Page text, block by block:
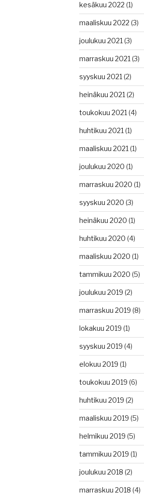
kesäkuu 2022 (1)
maaliskuu 2022 (3)
joulukuu 2021 (3)
marraskuu 2021 (3)
syyskuu 2021 (2)
heinäkuu 2021 (2)
toukokuu 2021 (4)
huhtikuu 2021 (1)
maaliskuu 2021 (1)
joulukuu 2020 (1)
marraskuu 2020 (1)
syyskuu 2020 (3)
heinäkuu 2020 (1)
huhtikuu 2020 (4)
maaliskuu 2020 (1)
tammikuu 2020 (5)
joulukuu 2019 (2)
marraskuu 2019 (8)
lokakuu 2019 (1)
syyskuu 2019 (4)
elokuu 2019 (1)
toukokuu 2019 (6)
huhtikuu 2019 (2)
maaliskuu 2019 (5)
helmikuu 2019 (5)
tammikuu 2019 (1)
joulukuu 2018 (2)
marraskuu 2018 (4)